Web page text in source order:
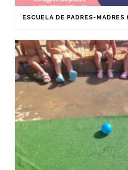
ESCUELA DE PADRES-